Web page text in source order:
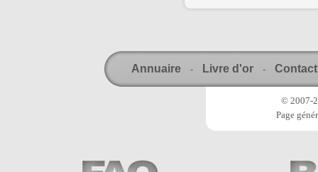
Annuaire - Livre d'or - Contact
© 2007-
Page